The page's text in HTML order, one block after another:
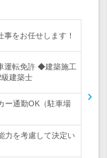
事をお任せします！
運転免許 ◆建築施工
建築士
ー通勤OK（駐車場
力を考慮して決定い